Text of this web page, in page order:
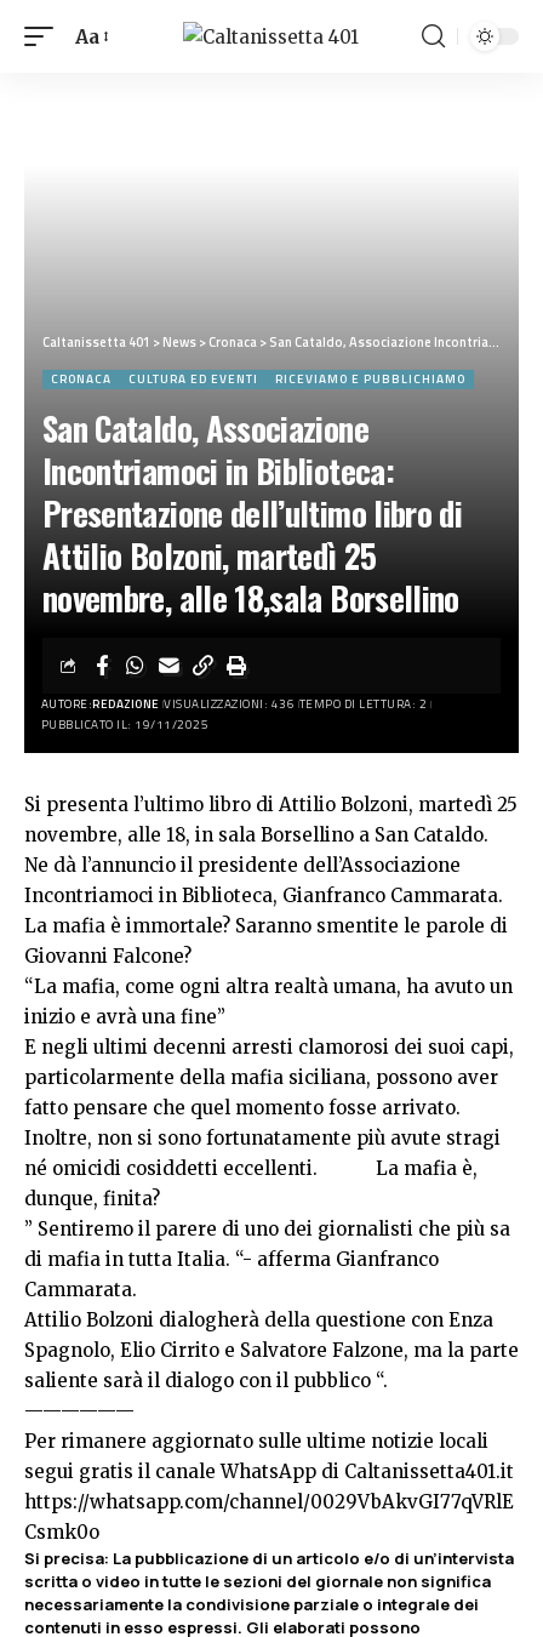
Aa
Caltanissetta 401 >News>Cronaca>San Cataldo, Associazione Incontriamoci in Biblioteca: Presentazione dell’ultimo libro di Attilio Bolzoni, martedì 25 novembre, alle 18,sala Borsellino
CRONACA CULTURA ED EVENTI RICEVIAMO E PUBBLICHIAMO
San Cataldo, Associazione
Incontriamoci in Biblioteca:
Presentazione dell’ultimo libro di
Attilio Bolzoni, martedì 25
novembre, alle 18,sala Borsellino
AUTORE:REDAZIONE VISUALIZZAZIONI: 436 TEMPO DI LETTURA: 2
PUBBLICATO IL: 19/11/2025
Si presenta l’ultimo libro di Attilio Bolzoni, martedì 25
novembre, alle 18, in sala Borsellino a San Cataldo.
Ne dà l’annuncio il presidente dell’Associazione
Incontriamoci in Biblioteca, Gianfranco Cammarata.
La mafia è immortale? Saranno smentite le parole di
Giovanni Falcone?
“La mafia, come ogni altra realtà umana, ha avuto un
inizio e avrà una fine”
E negli ultimi decenni arresti clamorosi dei suoi capi,
particolarmente della mafia siciliana, possono aver
fatto pensare che quel momento fosse arrivato.
Inoltre, non si sono fortunatamente più avute stragi
né omicidi cosiddetti eccellenti. La mafia è,
dunque, finita?
” Sentiremo il parere di uno dei giornalisti che più sa
di mafia in tutta Italia. “- afferma Gianfranco
Cammarata.
Attilio Bolzoni dialogherà della questione con Enza
Spagnolo, Elio Cirrito e Salvatore Falzone, ma la parte
saliente sarà il dialogo con il pubblico “.
——————
Per rimanere aggiornato sulle ultime notizie locali
segui gratis il canale WhatsApp di Caltanissetta401.it
https://whatsapp.com/channel/0029VbAkvGI77qVRlE
Csmk0o
Si precisa: La pubblicazione di un articolo e/o di un’intervista
scritta o video in tutte le sezioni del giornale non significa
necessariamente la condivisione parziale o integrale dei
contenuti in esso espressi. Gli elaborati possono